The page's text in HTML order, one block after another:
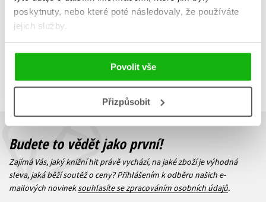
poskytnuty, nebo které poté následovaly, že používáte
jejich služby.
Povolit vše
Přizpůsobit
Zobrazuji 1 až 2 z celkem 2 záznamů
Předchozí 1 Další
Budete to vědět jako první!
Zajímá Vás, jaký knižní hit právě vychází, na jaké zboží je výhodná
sleva, jaká běží soutěž o ceny? Přihlášením k odběru našich e-
mailových novineksouhlasíte se zpracováním osobních údajů.